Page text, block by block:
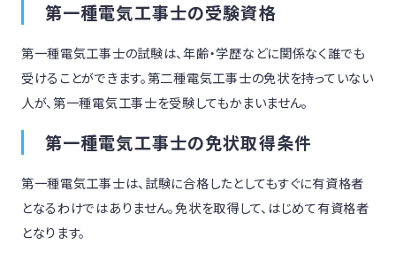
第一種電気工事士の受験資格
第一種電気工事士の試験は、年齢・学歴などに関係なく誰でも
受けることができます。第二種電気工事士の免状を持っていない
人が、第一種電気工事士を受験してもかまいません。
第一種電気工事士の免状取得条件
第一種電気工事士は、試験に合格したとしてもすぐに有資格者
となるわけではありません。免状を取得して、はじめて有資格者
となります。